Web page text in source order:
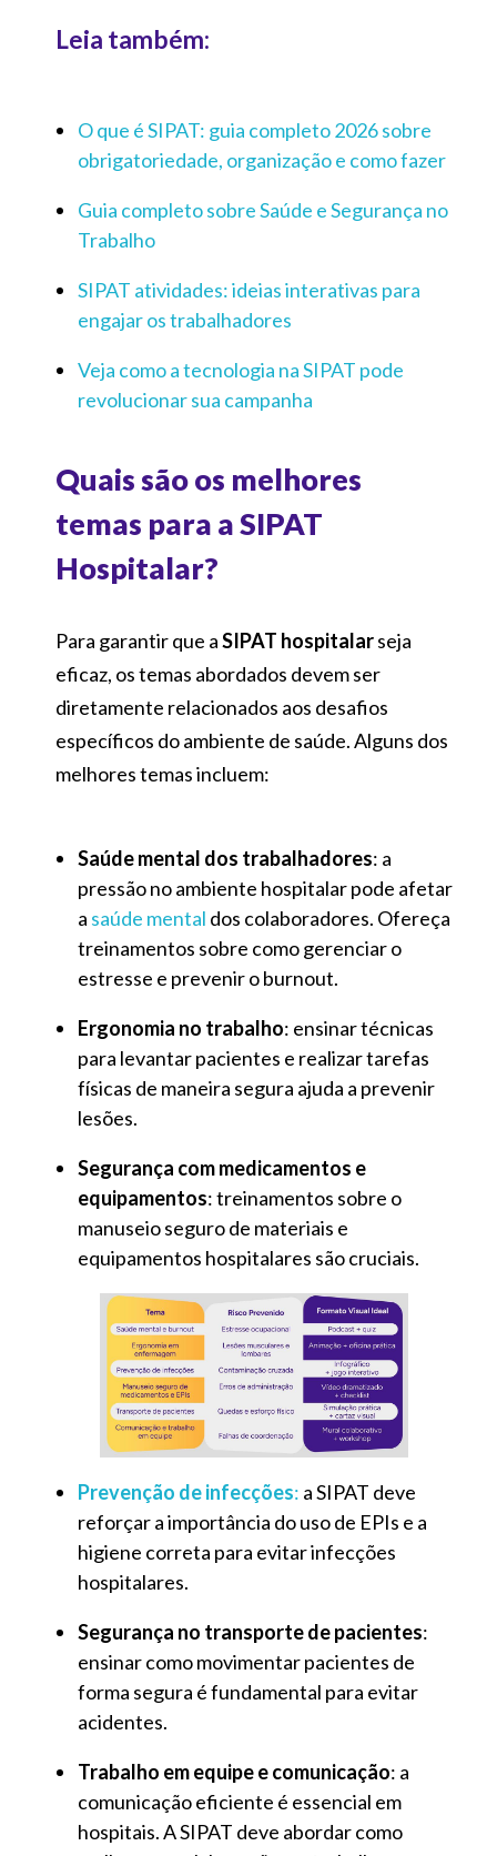
Leia também:
O que é SIPAT: guia completo 2026 sobre
obrigatoriedade, organização e como fazer
Guia completo sobre Saúde e Segurança no
Trabalho
SIPAT atividades: ideias interativas para
engajar os trabalhadores
Veja como a tecnologia na SIPAT pode
revolucionar sua campanha
Quais são os melhores
temas para a SIPAT
Hospitalar?
Para garantir que aSIPAT hospitalarseja
eficaz, os temas abordados devem ser
diretamente relacionados aos desafios
específicos do ambiente de saúde. Alguns dos
melhores temas incluem:
Saúde mental dos trabalhadores: a
pressão no ambiente hospitalar pode afetar
a saúde mental dos colaboradores. Ofereça
treinamentos sobre como gerenciar o
estresse e prevenir o burnout.
Ergonomia no trabalho: ensinar técnicas
para levantar pacientes e realizar tarefas
físicas de maneira segura ajuda a prevenir
lesões.
Segurança com medicamentos e
equipamentos: treinamentos sobre o
manuseio seguro de materiais e
equipamentos hospitalares são cruciais.
Prevenção de infecções: a SIPAT deve
reforçar a importância do uso de EPIs e a
higiene correta para evitar infecções
hospitalares.
Segurança no transporte de pacientes:
ensinar como movimentar pacientes de
forma segura é fundamental para evitar
acidentes.
Trabalho em equipe e comunicação: a
comunicação eficiente é essencial em
hospitais. A SIPAT deve abordar como